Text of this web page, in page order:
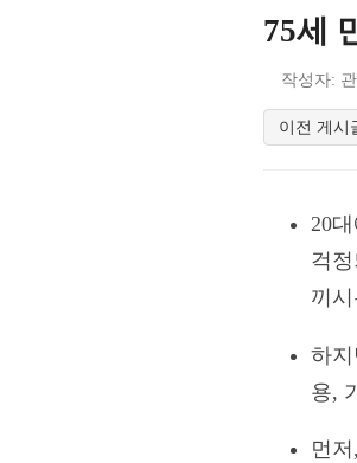
75세
작성자:
이전 게시
20
걱
끼
하
용,
먼